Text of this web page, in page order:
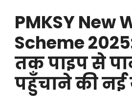
PMKSY New
Scheme
तक पाइप से
पहुँचाने की नई